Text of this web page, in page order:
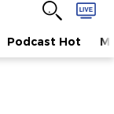
Podcast Hot